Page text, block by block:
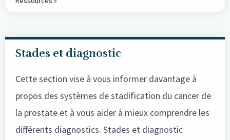
Stades et diagnostic
Cette section vise à vous informer davantage à
propos des systèmes de stadification du cancer de
la prostate et à vous aider à mieux comprendre les
différents diagnostics. Stades et diagnostic